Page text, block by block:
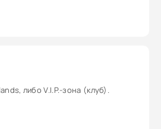
либо V.I.P.-зона (клуб).